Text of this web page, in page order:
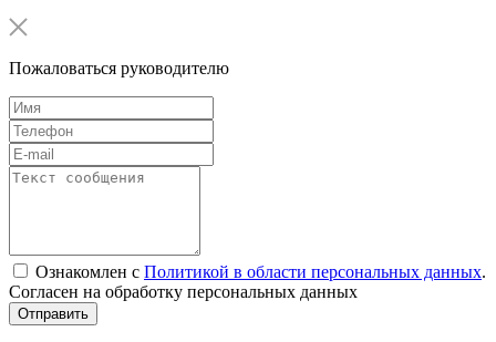
Пожаловаться руководителю
Ознакомлен с Политикой в области персональных данных.
Согласен на обработку персональных данных
Отправить